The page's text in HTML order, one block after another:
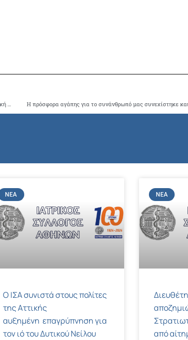
Δικαίωση των αγώνων του Ι.Σ.Α. Με την ΠΟΛ 1191/12.08.2014 ρυθμίζεται η αδικία στην φορολογική μεταχείριση των ιατρών για το clawback και το rebate Η πρόσφορα αγάπης για το συνάνθρωπό μας συνεχίστηκε
ΝΈΑ
Ο ΙΣΑ συνιστά στους πολίτες
της Αττικής
αυξημένη επαγρύπνηση για
τον ιό του Δυτικού Νείλου
ΝΈΑ
από